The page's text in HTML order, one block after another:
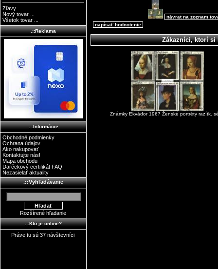
Zľavy ...
Nový tovar ...
Všetok tovar ...
.::Reklama
.::Informácie
Obchodné podmienky
Ochrana údajov
Ako nakupovať
Kontaktujte nás!
Mapa obchodu
Darčekový certifikát FAQ
Nezasielať aktuality
.::Vyhľadávanie
Rozšírené hľadanie
.::Kto je online?
Práve tu sú 37 návštevníci
návrat na zoznam
napísať hodnotenie
Zákazníci, ktorí si
Známky Ekvádor 1967 Ženské portréty razítk.